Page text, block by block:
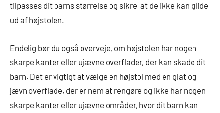
tilpasses dit barns størrelse og sikre, at de ikke kan glide
ud af højstolen.
Endelig bør du også overveje, om højstolen har nogen
skarpe kanter eller ujævne overflader, der kan skade dit
barn. Det er vigtigt at vælge en højstol med en glat og
jævn overflade, der er nem at rengøre og ikke har nogen
skarpe kanter eller ujævne områder, hvor dit barn kan